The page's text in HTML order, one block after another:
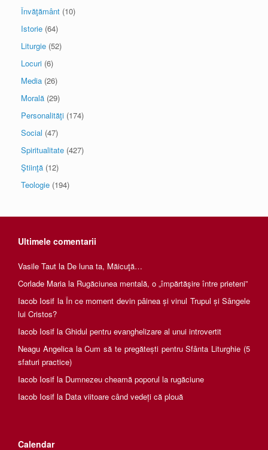
Învăţământ (10)
Istorie (64)
Liturgie (52)
Locuri (6)
Media (26)
Morală (29)
Personalităţi (174)
Social (47)
Spiritualitate (427)
Ştiinţă (12)
Teologie (194)
Ultimele comentarii
Vasile Taut la De luna ta, Măicuţă…
Corlade Maria la Rugăciunea mentală, o „împărtăşire între prieteni”
Iacob Iosif la În ce moment devin pâinea și vinul Trupul și Sângele
lui Cristos?
Iacob Iosif la Ghidul pentru evanghelizare al unui introvertit
Neagu AngelicalaCum să te pregătești pentru Sfânta Liturghie (5
sfaturi practice)
Iacob Iosif la Dumnezeu cheamă poporul la rugăciune
Iacob Iosif la Data viitoare când vedeți că plouă
Calendar